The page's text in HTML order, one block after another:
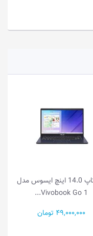
مدل
لپ تاپ
Go 1...
55,500,000 تومان